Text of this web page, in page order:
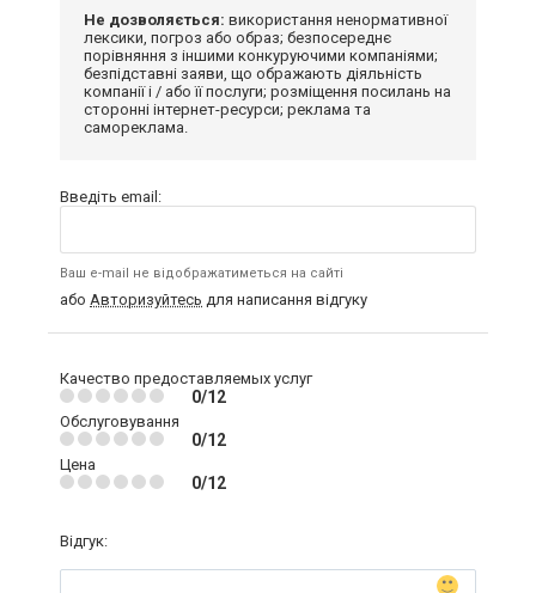
Не дозволяється: використання ненормативної
лексики, погроз або образ; безпосереднє
порівняння з іншими конкуруючими компаніями;
безпідставні заяви, що ображають діяльність
компанії і / або її послуги; розміщення посилань на
сторонні інтернет-ресурси; реклама та
самореклама.
Введіть email:
Ваш e-mail не відображатиметься на сайті
або Авторизуйтесь для написання відгуку
Качество предоставляемых услуг
0/12
Обслуговування
0/12
Цена
0/12
Відгук: